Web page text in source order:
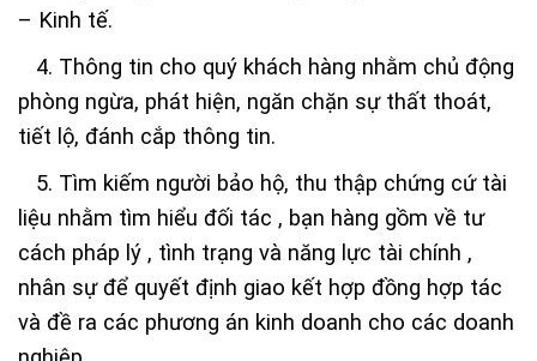
– Kinh tế.
4. Thông tin cho quý khách hàng nhằm chủ động
phòng ngừa, phát hiện, ngăn chặn sự thất thoát,
tiết lộ, đánh cắp thông tin.
5. Tìm kiếm người bảo hộ, thu thập chứng cứ tài
liệu nhằm tìm hiểu đối tác , bạn hàng gồm về tư
cách pháp lý , tình trạng và năng lực tài chính ,
nhân sự để quyết định giao kết hợp đồng hợp tác
và đề ra các phương án kinh doanh cho các doanh